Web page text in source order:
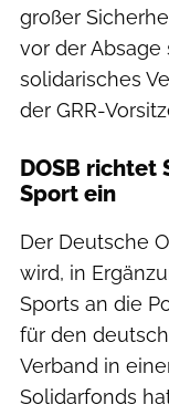
großer
vor der Absage
solidarisches
der GRR-
DOSB
Sport ein
Der Deutsche
wird, in
Sports an die
für den
Verband in
Solidarfonds